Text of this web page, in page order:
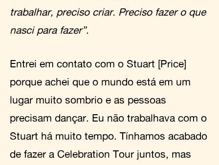
trabalhar, preciso criar. Preciso fazer o que
nasci para fazer”.
Entrei em contato com o Stuart [Price]
porque achei que o mundo está em um
lugar muito sombrio e as pessoas
precisam dançar. Eu não trabalhava com o
Stuart há muito tempo. Tínhamos acabado
de fazer a Celebration Tour juntos, mas